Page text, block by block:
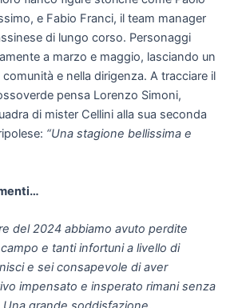
e Fabio Franci, il team manager
di lungo corso. Personaggi
a marzo e maggio, lasciando un
comunità e nella dirigenza. A tracciare il
pensa Lorenzo Simoni,
di mister Cellini alla sua seconda
“Una stagione bellissima e
del 2024 abbiamo avuto perdite
e tanti infortuni a livello di
e sei consapevole di aver
impensato e insperato rimani senza
Una grande soddisfazione,